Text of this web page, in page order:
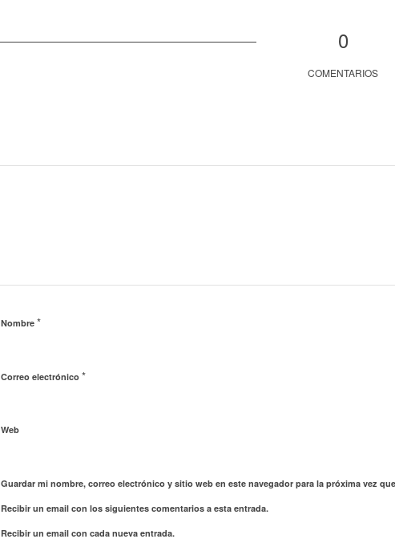
0
COMENTARIOS
Nombre *
Correo electrónico *
Web
Guardar mi nombre, correo electrónico y sitio web en este navegador para la próxima vez
Recibir un email con los siguientes comentarios a esta entrada.
Recibir un email con cada nueva entrada.